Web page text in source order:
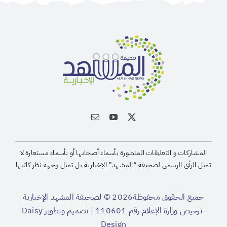
المشاركات و التعليقات المنشورة بأسماء أصحابها أو بأسماء مستعارة لا
تمثل الرأى الرسمى لصحيفة “المشهد” الإخبارية بل تمثل وجهة نظر كاتبها
جميع الحقوق محفوظة2026 © لصحيفة المشهد الإخبارية
-ترخيص وزارة الإعلام رقم 110601 | تصميم وتطوير
Daisy
Design